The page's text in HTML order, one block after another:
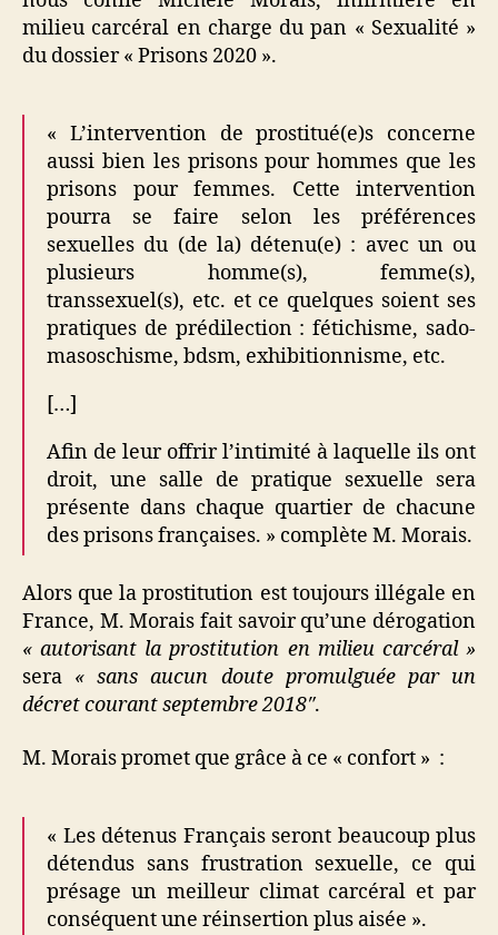
milieu carcéral en charge du pan « Sexualité »
du dossier « Prisons 2020 ».
« L’intervention de prostitué(e)s concerne
aussi bien les prisons pour hommes que les
prisons pour femmes. Cette intervention
pourra se faire selon les préférences
sexuelles du (de la) détenu(e) : avec un ou
plusieurs homme(s), femme(s),
transsexuel(s), etc. et ce quelques soient ses
pratiques de prédilection : fétichisme, sado-
masoschisme, bdsm, exhibitionnisme, etc.
[…]
Afin de leur offrir l’intimité à laquelle ils ont
droit, une salle de pratique sexuelle sera
présente dans chaque quartier de chacune
des prisons françaises. » complète M. Morais.
Alors que la prostitution est toujours illégale en
France, M. Morais fait savoir qu’une dérogation
« autorisant la prostitution en milieu carcéral »
sera « sans aucun doute promulguée par un
décret courant septembre 2018″.
M. Morais promet que grâce à ce « confort » :
« Les détenus Français seront beaucoup plus
détendus sans frustration sexuelle, ce qui
présage un meilleur climat carcéral et par
conséquent une réinsertion plus aisée ».